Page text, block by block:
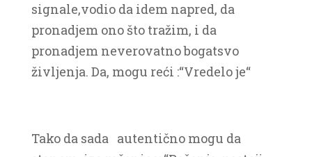
signale,vodio da idem napred, da
pronadjem ono što tražim, i da
pronadjem neverovatno bogatsvo
življenja. Da, mogu reći :“Vredelo je“
Tako da sada autentično mogu da